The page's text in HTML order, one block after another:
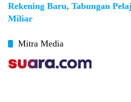
Rekening Baru, Tabungan
Miliar
Mitra Media